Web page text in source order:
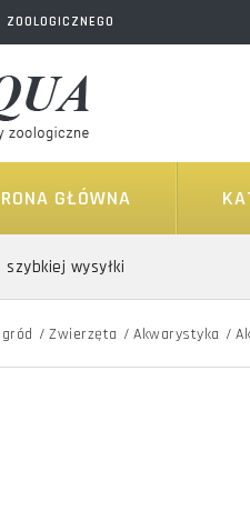
GŁÓWNA
szybkiej wysyłki
/ Zwierzęta / Akwarystyka /